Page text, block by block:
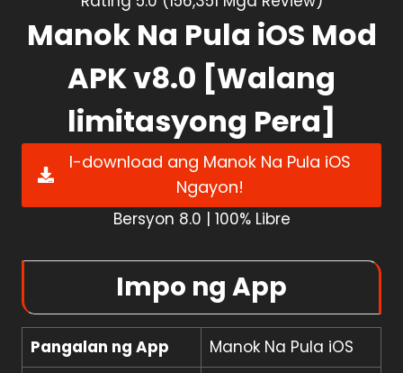
Manok Na Pula iOS Mod
APK v8.0 [Walang
limitasyong Pera]
I-download ang Manok Na Pula iOS
Ngayon!
Bersyon 8.0 | 100% Libre
Impo ng App
Pangalan ng App
Manok Na Pula iOS